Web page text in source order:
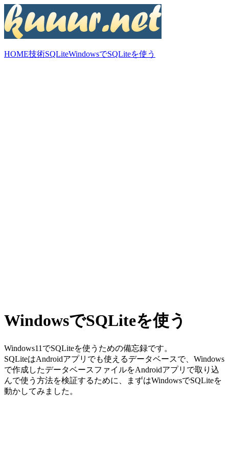
HOME技術SQLiteWindowsでSQLiteを使う
WindowsでSQLiteを使う
Windows11でSQLiteを使うための備忘録です。
SQLiteはAndroidアプリでも使えるデータベースで、Windows
で作成したデータベースファイルをAndroidアプリで取り込
んで使う方法を検証するために、まずはWindowsでSQLiteを
動かしてみました。